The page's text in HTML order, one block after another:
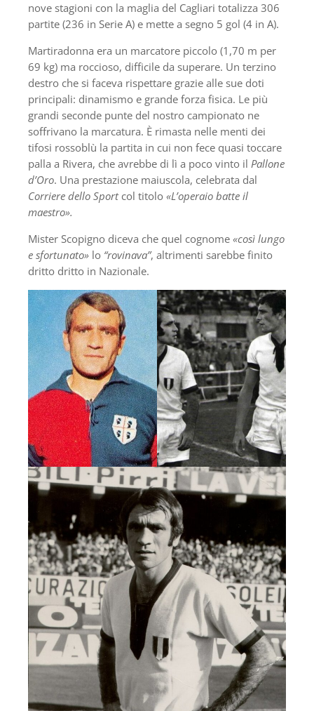
nove stagioni con la maglia del Cagliari totalizza 306
partite (236 in Serie A) e mette a segno 5 gol (4 in A).
Martiradonna era un marcatore piccolo (1,70 m per
69 kg) ma roccioso, difficile da superare. Un terzino
destro che si faceva rispettare grazie alle sue doti
principali: dinamismo e grande forza fisica. Le più
grandi seconde punte del nostro campionato ne
soffrivano la marcatura. È rimasta nelle menti dei
tifosi rossoblù la partita in cui non fece quasi toccare
palla a Rivera, che avrebbe di lì a poco vinto il Pallone
d’Oro. Una prestazione maiuscola, celebrata dal
Corriere dello Sportcol titolo «L’operaio batte il
maestro».
Mister Scopigno diceva che quel cognome «così lungo
e sfortunato» lo “rovinava”, altrimenti sarebbe finito
dritto dritto in Nazionale.